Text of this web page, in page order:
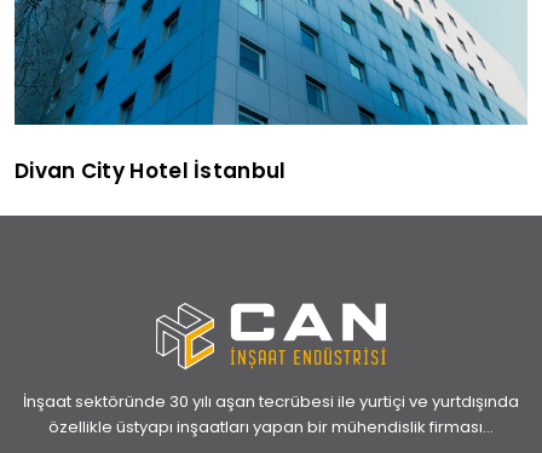
Divan City Hotel İstanbul
İnşaat sektöründe 30 yılı aşan tecrübesi ile yurtiçi ve yurtdışında
özellikle üstyapı inşaatları yapan bir mühendislik firması...